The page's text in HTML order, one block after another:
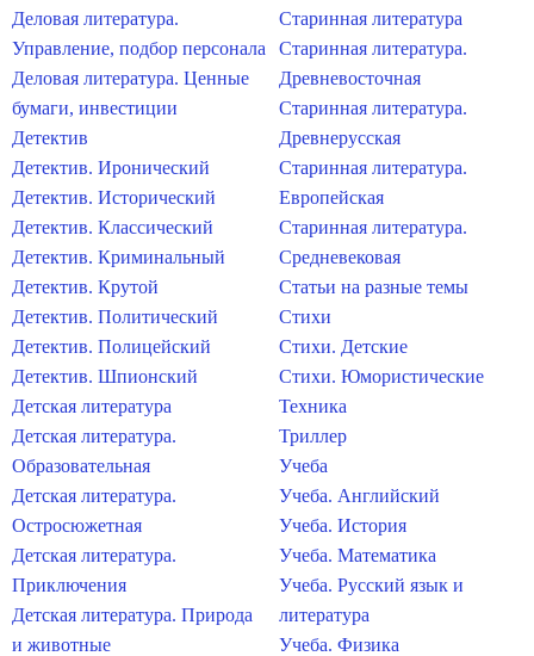
Деловая литература.
Управление, подбор персонала
Деловая литература. Ценные
бумаги, инвестиции
Детектив
Детектив. Иронический
Детектив. Исторический
Детектив. Классический
Детектив. Криминальный
Детектив. Крутой
Детектив. Политический
Детектив. Полицейский
Детектив. Шпионский
Детская литература
Детская литература.
Образовательная
Детская литература.
Остросюжетная
Детская литература.
Приключения
Детская литература. Природа
и животные
Старинная литература
Старинная литература.
Древневосточная
Старинная литература.
Древнерусская
Старинная литература.
Европейская
Старинная литература.
Средневековая
Статьи на разные темы
Стихи
Стихи. Детские
Стихи. Юмористические
Техника
Триллер
Учеба
Учеба. Английский
Учеба. История
Учеба. Математика
Учеба. Русский язык и
литература
Учеба. Физика